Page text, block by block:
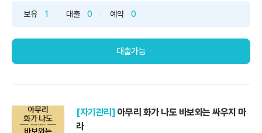
그렇기에 어떤 성취도 이루어 내지 못하는 행동은 쓸모없고,
보유 1 대출 0 예약 0
대출가능
[자기관리] 아무리 화가 나도 바보와는 싸우지 마
라